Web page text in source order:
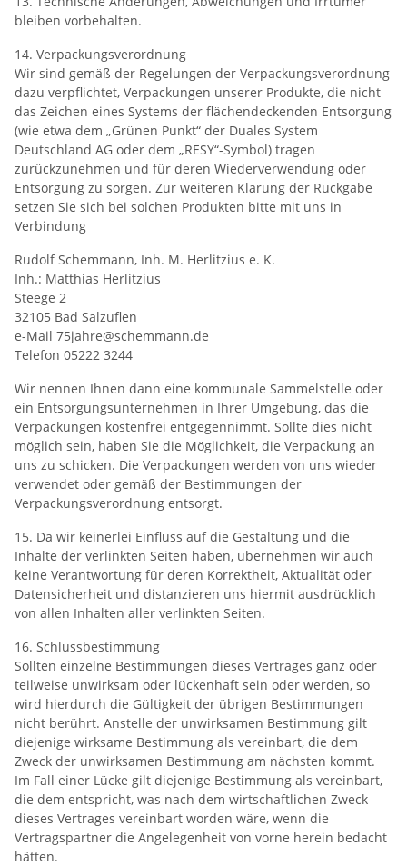
bleiben vorbehalten.
14. Verpackungsverordnung
Wir sind gemäß der Regelungen der Verpackungsverordnung
dazu verpflichtet, Verpackungen unserer Produkte, die nicht
das Zeichen eines Systems der flächendeckenden Entsorgung
(wie etwa dem „Grünen Punkt“ der Duales System
Deutschland AG oder dem „RESY“-Symbol) tragen
zurückzunehmen und für deren Wiederverwendung oder
Entsorgung zu sorgen. Zur weiteren Klärung der Rückgabe
setzen Sie sich bei solchen Produkten bitte mit uns in
Verbindung
Rudolf Schemmann, Inh. M. Herlitzius e. K.
Inh.: Matthias Herlitzius
Steege 2
32105 Bad Salzuflen
e-Mail 75jahre@schemmann.de
Telefon 05222 3244
Wir nennen Ihnen dann eine kommunale Sammelstelle oder
ein Entsorgungsunternehmen in Ihrer Umgebung, das die
Verpackungen kostenfrei entgegennimmt. Sollte dies nicht
möglich sein, haben Sie die Möglichkeit, die Verpackung an
uns zu schicken. Die Verpackungen werden von uns wieder
verwendet oder gemäß der Bestimmungen der
Verpackungsverordnung entsorgt.
15. Da wir keinerlei Einfluss auf die Gestaltung und die
Inhalte der verlinkten Seiten haben, übernehmen wir auch
keine Verantwortung für deren Korrektheit, Aktualität oder
Datensicherheit und distanzieren uns hiermit ausdrücklich
von allen Inhalten aller verlinkten Seiten.
16. Schlussbestimmung
Sollten einzelne Bestimmungen dieses Vertrages ganz oder
teilweise unwirksam oder lückenhaft sein oder werden, so
wird hierdurch die Gültigkeit der übrigen Bestimmungen
nicht berührt. Anstelle der unwirksamen Bestimmung gilt
diejenige wirksame Bestimmung als vereinbart, die dem
Zweck der unwirksamen Bestimmung am nächsten kommt.
Im Fall einer Lücke gilt diejenige Bestimmung als vereinbart,
die dem entspricht, was nach dem wirtschaftlichen Zweck
dieses Vertrages vereinbart worden wäre, wenn die
Vertragspartner die Angelegenheit von vorne herein bedacht
hätten.